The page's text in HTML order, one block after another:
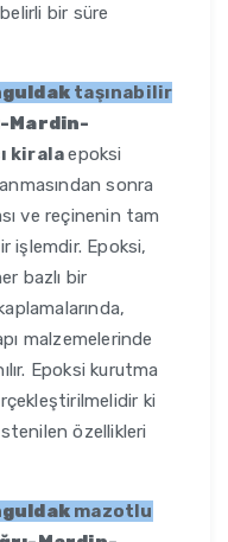
bir süre
taşınabilir
Mardin-
kiralaepoksi
sonra
ve reçinenin tam
işlemdir. Epoksi,
bazlı bir
malzemelerinde
Epoksi kurutma
ki
özellikleri
mazotlu